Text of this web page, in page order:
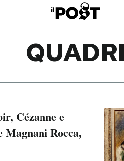
QUADRI
Cézanne e
Magnani Rocca,